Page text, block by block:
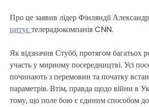
Про це заявив лідер Фінляндії
цитуєтелерадіокомпанія CNN.
Як відзначив Стубб, протягом багатьох
участь у мирному посередництві. Усі
починають з перемовин та початку
параметрів. Втім, правда щодо війни в
тому, що поле бою є єдиним способом